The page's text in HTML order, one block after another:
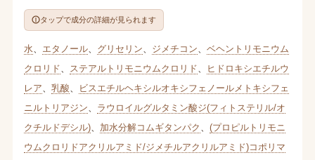
タップで成分の詳細が見られます
水 エタノール、 グリセリン ジメチコン
ベヘントリモニウム
クロリド
ステアルトリモニウムクロリド
ヒドロキシエチルウ
レア
乳酸
ビスエチルヘキシルオキシフェノールメトキシフェ
ニルトリアジン
ラウロイルグルタミン酸ジ(フィトステリル/オ
クチルドデシル)、 加水分解コムギタンパク
(プロピルトリモニ
ウムクロリドアクリルアミド/ジメチルアクリルアミド)コポリマ